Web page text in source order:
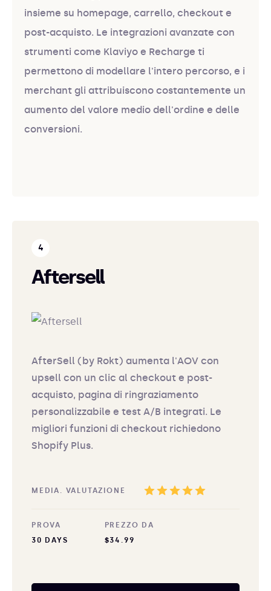
insieme su homepage, carrello, checkout e
post-acquisto. Le integrazioni avanzate con
strumenti come Klaviyo e Recharge ti
permettono di modellare l'intero percorso, e i
merchant gli attribuiscono costantemente un
aumento del valore medio dell'ordine e delle
conversioni.
Aftersell
AfterSell (by Rokt) aumenta l'AOV con
upsell con un clic al checkout e post-
acquisto, pagina di ringraziamento
personalizzabile e test A/B integrati. Le
migliori funzioni di checkout richiedono
Shopify Plus.
MEDIA. VALUTAZIONE
PROVA
30 DAYS
PREZZO DA
$34.99